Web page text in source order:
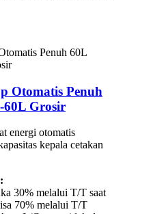
Otomatis Penuh
Grosir
energi otomatis
kepala cetakan
30% melalui T/T saat
70% melalui T/T